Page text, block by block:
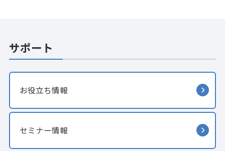
サポート
お役立ち情報
セミナー情報